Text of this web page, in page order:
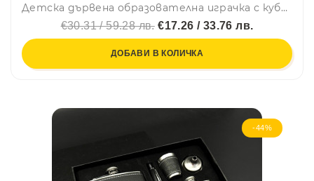
Детска дървена образователна играчка с кубчета, пъзел и два модела карти SWF10
€30.31 / 59.28 лв.€17.26 / 33.76 лв.
ДОБАВИ В КОЛИЧКА
-44%